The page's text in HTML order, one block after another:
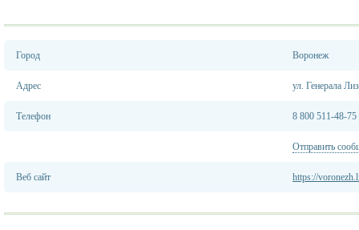
Город Воронеж
Адрес ул. Генерала
Телефон 8 800 511-48-75
Отправить
Веб сайт https://